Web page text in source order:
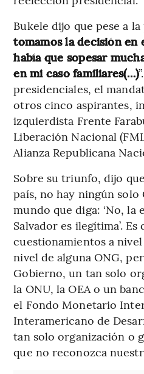
Bukele dijo que pese a
tomamos la decisión
había que sopesar
en mi caso familiares(…)
presidenciales, el
otros cinco aspirantes,
izquierdista Frente
Liberación Nacional
Alianza Republicana
Sobre su triunfo, dijo
país, no hay ningún
mundo que diga: ‘No, la
Salvador es ilegítima’.
cuestionamientos a
nivel de alguna ONG,
Gobierno, un tan solo
la ONU, la OEA o un
el Fondo Monetario
Interamericano de
tan solo organización o
que no reconozca